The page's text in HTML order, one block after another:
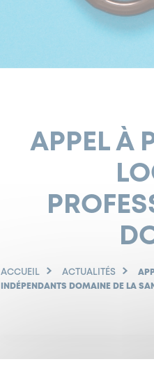
APPEL À
ACCUEIL ACTUALITÉS
INDÉPENDANTS DOMAINE DE LA